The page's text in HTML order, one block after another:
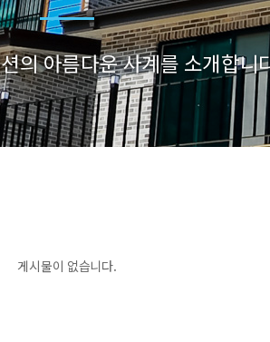
의 아름다운 사계를 소개합니
게시물이 없습니다.